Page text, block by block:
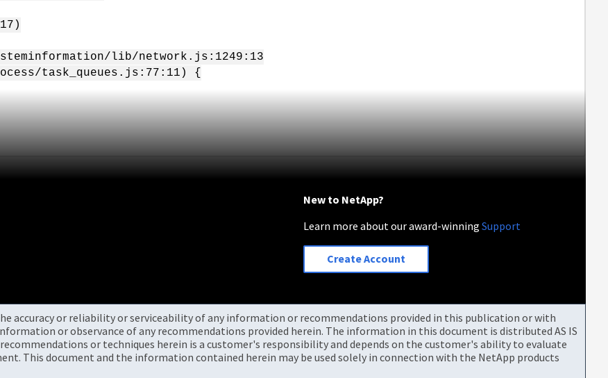
lib/network.js:1249:13
task_queues.js:77:11) {
New to NetApp?
Learn more about our award-winningSupport
Create Account
accuracy or reliability or serviceability of any information or recommendations provided in this publication or with
or observance of any recommendations provided herein. The information in this document is distributed AS IS
or techniques herein is a customer's responsibility and depends on the customer's ability to evaluate
This document and the information contained herein may be used solely in connection with the NetApp products